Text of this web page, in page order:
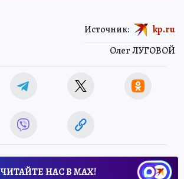
Олег ЛУГОВОЙ
Источник: kp.ru
ЧИТАЙТЕ НАС В МАХ!